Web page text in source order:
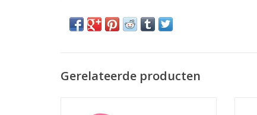
Gerelateerde producten